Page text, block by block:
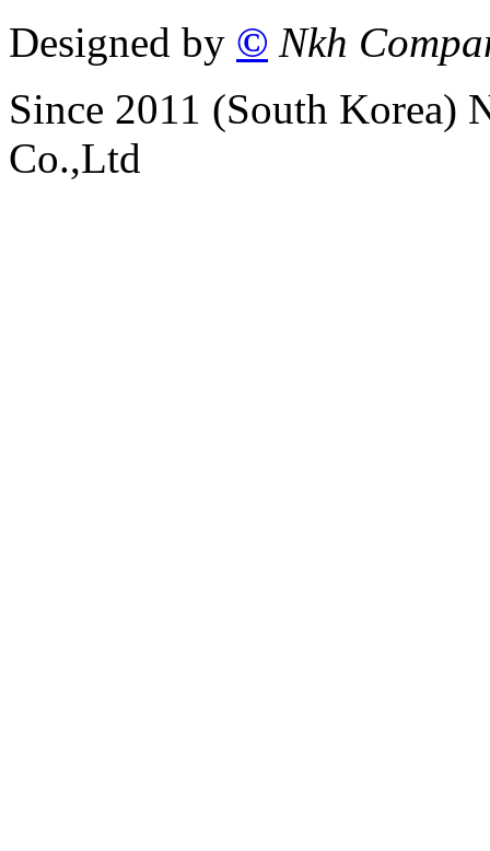
Designed by © Nkh
Since 2011 (South Korea)
Co.,Ltd